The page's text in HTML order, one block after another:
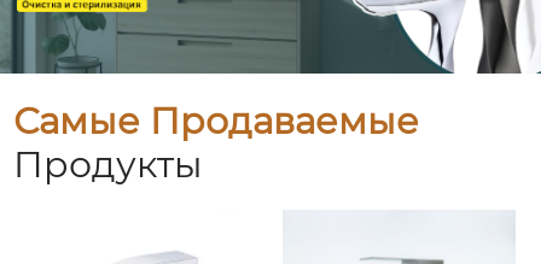
Самые Продаваемые
Продукты